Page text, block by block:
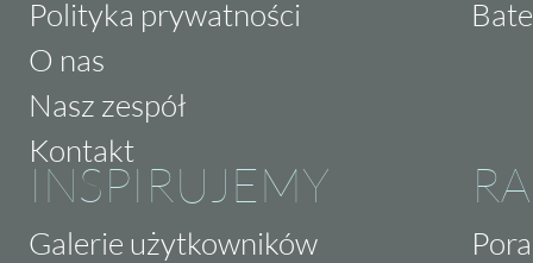
Polityka prywatności
O nas
Nasz zespół
Kontakt
INSPIRUJEMY
Galerie użytkowników